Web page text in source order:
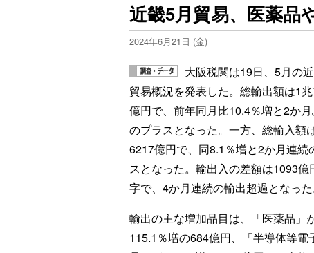
近畿5月貿易、医薬品
2024年6月21日 (金)
大阪税関は19日、5月の
貿易概況を発表した。総輸出額は1
億円で、前年同月比10.4％増と2か月
のプラスとなった。一方、総輸入額
6217億円で、同8.1％増と2か月連続
スとなった。輸出入の差額は1093億
字で、4か月連続の輸出超過となった
輸出の主な増加品目は、「医薬品」
115.1％増の684億円、「半導体等電